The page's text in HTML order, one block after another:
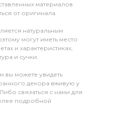
материалов
от оригинала.
натуральным
могут иметь место
и характеристиках,
и сучки.
вы можете увидеть
декора вживую у
связаться с нами для
подробной